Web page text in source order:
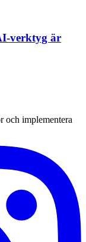
verktyg är
och implementera